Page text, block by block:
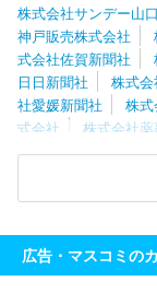
株式会社サンデー山口
神戸販売株式会社
式会社佐賀新聞社
日日新聞社
株式
社愛媛新聞社
株
式会社
株式会社
新聞大阪本社
株
アサヒ・ファミリー
会社中日新聞社
株式会社北海道建
広告・マスコミの